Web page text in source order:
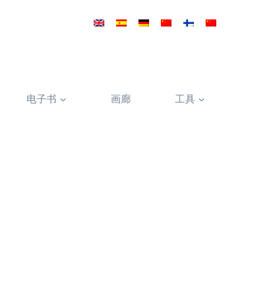
电子书 画廊 工具